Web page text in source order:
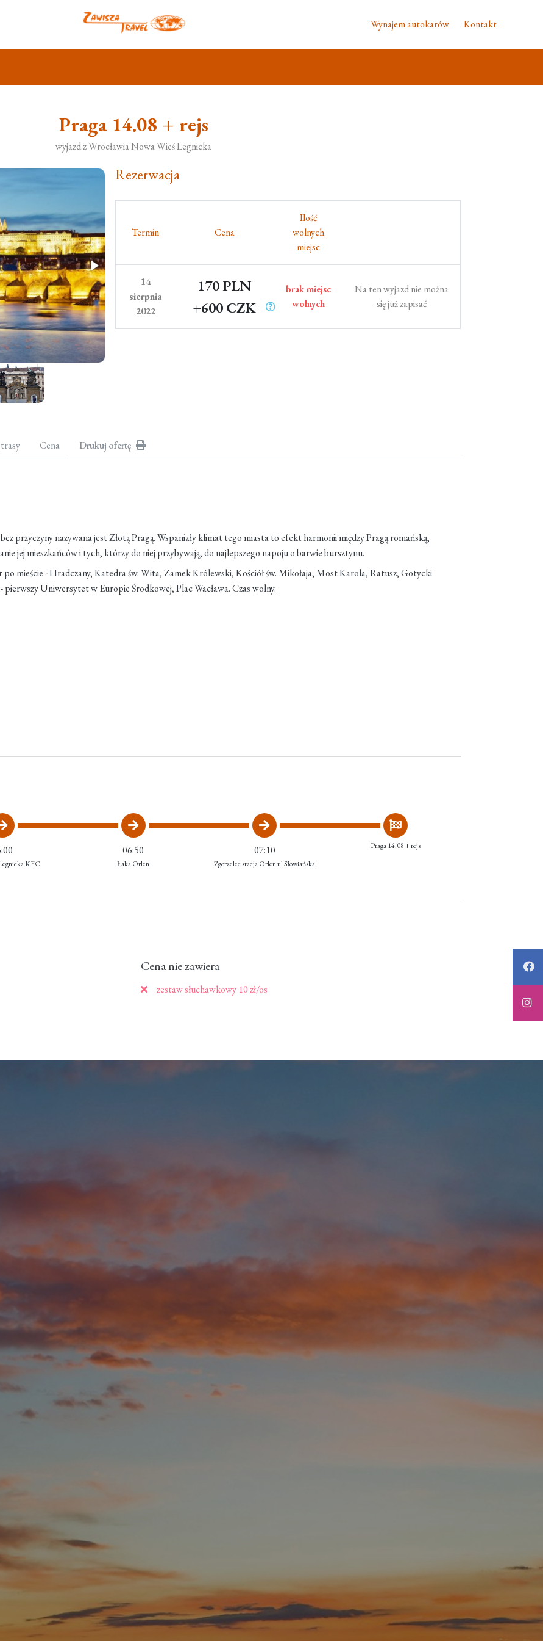
Wynajem autokarów Kontakt
Praga 14.08 + rejs
wyjazd z Wrocławia Nowa Wieś Legnicka
Rezerwacja
Termin Cena
Ilość
wolnych
miejsc
14
sierpnia
2022
170 PLN
+600 CZK
brak miejsc
wolnych
Na ten wyjazd nie można
się już zapisać
Cena Drukuj ofertę
przyczyny nazywana jest Złotą Pragą. Wspaniały klimat tego miasta to efekt harmonii między Pragą romańską,
jej mieszkańców i tych, którzy do niej przybywają, do najlepszego napoju o barwie bursztynu.
po mieście - Hradczany, Katedra św. Wita, Zamek Królewski, Kościół św. Mikołaja, Most Karola, Ratusz, Gotycki
Uniwersytet w Europie Środkowej, Plac Wacława. Czas wolny.
KFC
06:50
Łaka Orlen
07:10
Zgorzelec stacja Orlen ul Słowiańska
Praga 14.08 + rejs
Cena nie zawiera
zestaw słuchawkowy 10 zł/os